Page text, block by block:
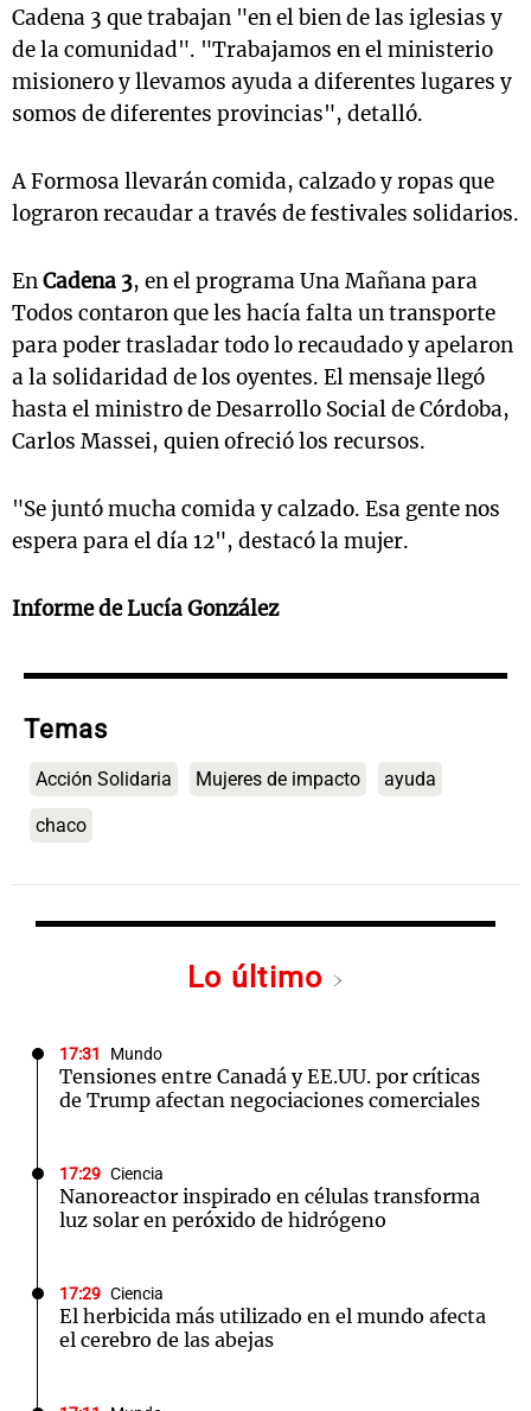
Cadena 3 que trabajan "en el bien de las iglesias y
de la comunidad". "Trabajamos en el ministerio
misionero y llevamos ayuda a diferentes lugares y
somos de diferentes provincias", detalló.
A Formosa llevarán comida, calzado y ropas que
lograron recaudar a través de festivales solidarios.
EnCadena 3, en el programa Una Mañana para
Todos contaron que les hacía falta un transporte
para poder trasladar todo lo recaudado y apelaron
a la solidaridad de los oyentes. El mensaje llegó
hasta el ministro de Desarrollo Social de Córdoba,
Carlos Massei, quien ofreció los recursos.
"Se juntó mucha comida y calzado. Esa gente nos
espera para el día 12", destacó la mujer.
Informe de Lucía González
Temas
Acción Solidaria Mujeres de impacto ayuda
chaco
Lo último
17:31 Mundo
Tensiones entre Canadá y EE.UU. por críticas
de Trump afectan negociaciones comerciales
17:29 Ciencia
Nanoreactor inspirado en células transforma
luz solar en peróxido de hidrógeno
17:29 Ciencia
El herbicida más utilizado en el mundo afecta
el cerebro de las abejas